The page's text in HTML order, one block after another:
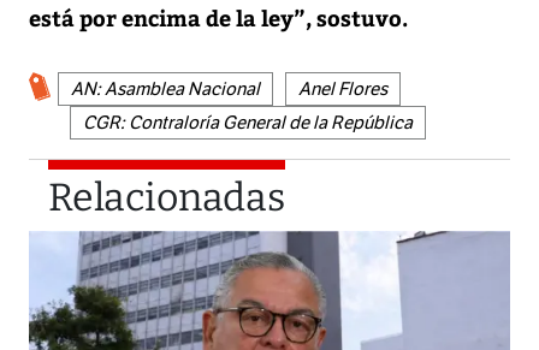
está por encima de la ley”, sostuvo.
AN: Asamblea Nacional
Anel Flores
CGR: Contraloría General de la República
Relacionadas